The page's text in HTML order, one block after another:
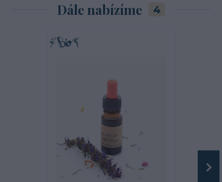
Dále nabízíme 4